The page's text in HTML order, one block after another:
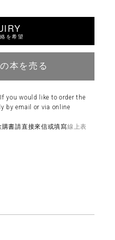
を希望
本を売る
you would like to order the
by email or via online
書請直接來信或填寫線上表